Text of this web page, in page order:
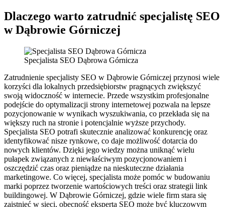
Dlaczego warto zatrudnić specjalistę SEO
w Dąbrowie Górniczej
Specjalista SEO Dąbrowa Górnicza
Zatrudnienie specjalisty SEO w Dąbrowie Górniczej przynosi wiele
korzyści dla lokalnych przedsiębiorstw pragnących zwiększyć
swoją widoczność w internecie. Przede wszystkim profesjonalne
podejście do optymalizacji strony internetowej pozwala na lepsze
pozycjonowanie w wynikach wyszukiwania, co przekłada się na
większy ruch na stronie i potencjalnie wyższe przychody.
Specjalista SEO potrafi skutecznie analizować konkurencję oraz
identyfikować nisze rynkowe, co daje możliwość dotarcia do
nowych klientów. Dzięki jego wiedzy można uniknąć wielu
pułapek związanych z niewłaściwym pozycjonowaniem i
oszczędzić czas oraz pieniądze na nieskuteczne działania
marketingowe. Co więcej, specjalista może pomóc w budowaniu
marki poprzez tworzenie wartościowych treści oraz strategii link
buildingowej. W Dąbrowie Górniczej, gdzie wiele firm stara się
zaistnieć w sieci, obecność eksperta SEO może być kluczowym